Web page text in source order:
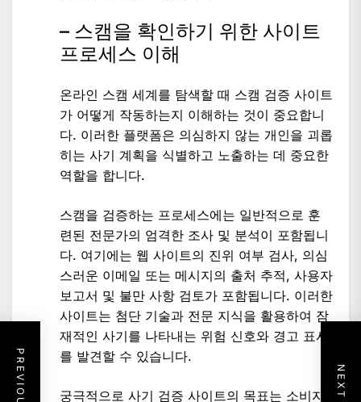
– 스캠을 확인하기 위한 사이트
프로세스 이해
온라인 스캠 세계를 탐색할 때 스캠 검증 사이트
가 어떻게 작동하는지 이해하는 것이 중요합니
다. 이러한 플랫폼은 의심하지 않는 개인을 괴롭
히는 사기 계획을 식별하고 노출하는 데 중요한
역할을 합니다.
스캠을 검증하는 프로세스에는 일반적으로 훈
련된 전문가의 엄격한 조사 및 분석이 포함됩니
다. 여기에는 웹 사이트의 진위 여부 검사, 의심
스러운 이메일 또는 메시지의 출처 추적, 사용자
보고서 및 불만 사항 검토가 포함됩니다. 이러한
사이트는 첨단 기술과 전문 지식을 활용하여 잠
재적인 사기를 나타내는 위험 신호와 경고 표시
를 발견할 수 있습니다.
궁극적으로 사기 검증 사이트의 목표는 소비자